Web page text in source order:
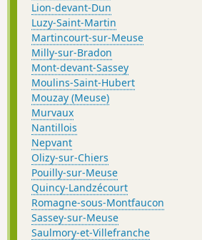
Lion-devant-Dun
Luzy-Saint-Martin
Martincourt-sur-Meuse
Milly-sur-Bradon
Mont-devant-Sassey
Moulins-Saint-Hubert
Mouzay (Meuse)
Murvaux
Nantillois
Nepvant
Olizy-sur-Chiers
Pouilly-sur-Meuse
Quincy-Landzécourt
Romagne-sous-Montfaucon
Sassey-sur-Meuse
Saulmory-et-Villefranche